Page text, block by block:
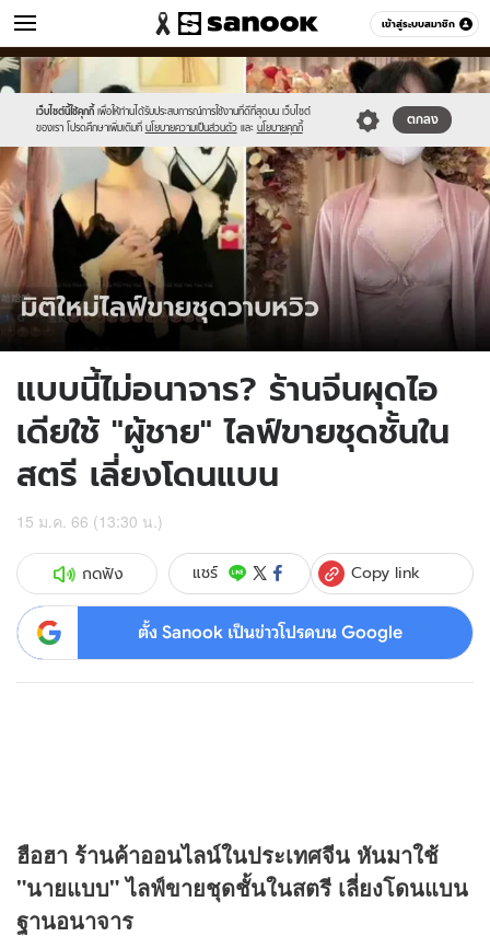
เข้าสู่ระบบสมาชิก
ข่าว หมวดอื่นๆ
เว็บไซต์นี้ใช้คุกกี้ เพื่อให้ท่านได้รับประสบการณ์การใช้งานที่ดีที่สุดบน เว็บไซต์
ของเรา โปรดศึกษาเพิ่มเติมที่ นโยบายความเป็นส่วนตัว และ นโยบายคุกกี้
ตกลง
Sanook
//s.isanook.com/sr/0/images/logo-
new-
sanook.png
600
60
//s.isanook.com/ns/0/ud/1748/8740066/645352.jpg
แบบนี้ไม่อนาจาร? ร้านจีนผุดไอ
เดียใช้ "ผู้ชาย" ไลฟ์ขายชุดชั้นใน
สตรี เลี่ยงโดนแบน
15 ม.ค. 66 (13:30 น.)
กดฟัง แชร์ Copy link
ตั้ง Sanook เป็นข่าวโปรดบน Google
ฮือฮา ร้านค้าออนไลน์ในประเทศจีน หันมาใช้
"นายแบบ" ไลฟ์ขายชุดชั้นในสตรี เลี่ยงโดนแบน
ฐานอนาจาร